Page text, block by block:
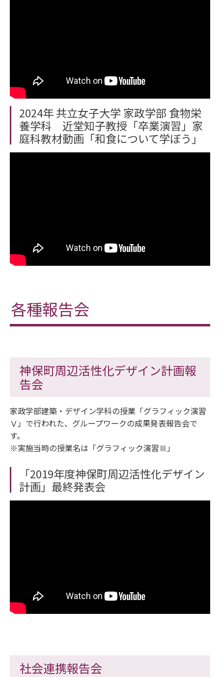
2024年 共立女子大学 家政学部 食物栄
養学科 近堂知子教授「卒業演習」家
庭科教材動画「和食について学ぼう」
各種報告会
神保町周辺活性化デザイン計画報
告会
家政学部建築・デザイン学科の授業「グラフィック演習
Ⅴ」で行われた、グループワークの成果発表報告会で
す。
※実施当時の授業名は「グラフィック演習Ⅲ」
「2019年度神保町周辺活性化デザイン
計画」最終発表会
社会連携報告会